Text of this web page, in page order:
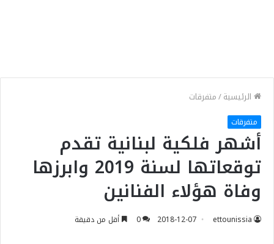
الرئيسية/متفرقات
متفرقات
أشهر فلكية لبنانية تقدم
توقعاتها لسنة 2019 وابرزها
وفاة هؤلاء الفنانين
ettounissia
2018-12-07
0 أقل من دقيقة